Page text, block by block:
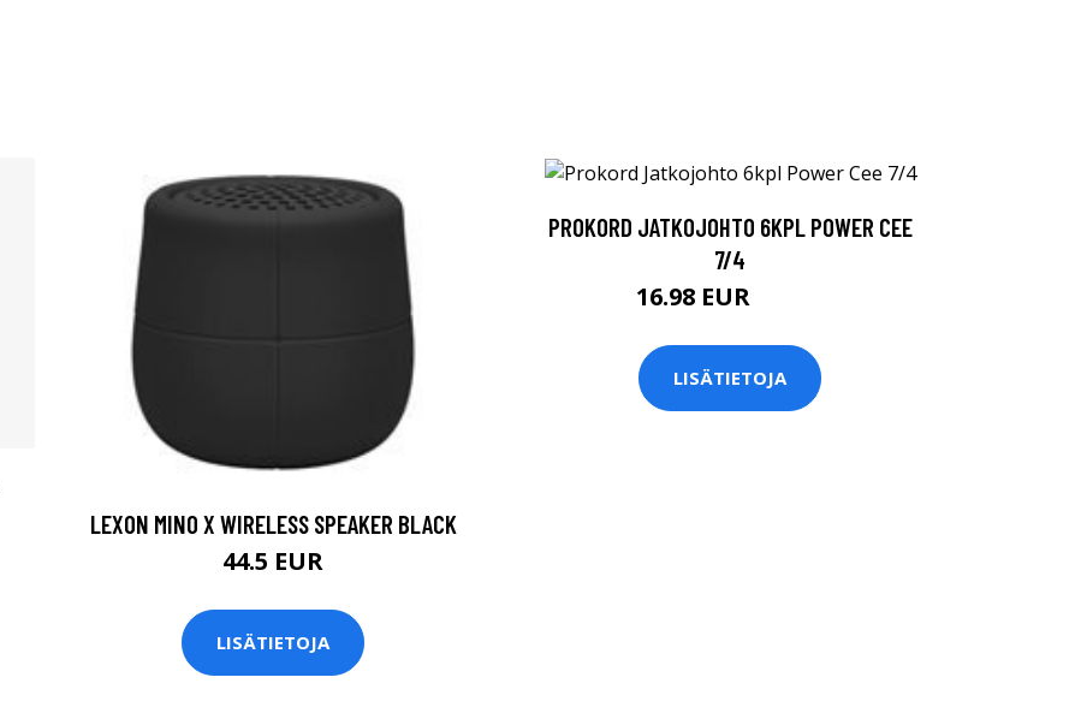
LEXON MINO X WIRELESS SPEAKER BLACK
44.5 EUR
LISÄTIETOJA
PROKORD JATKOJOHTO 6KPL POWER CEE
7/4
16.98 EUR
LISÄTIETOJA